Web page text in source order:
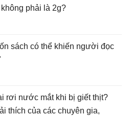
phải là 2g?
sách có thể khiến người đọc
rơi nước mắt khi bị giết thịt?
thích của các chuyên gia,